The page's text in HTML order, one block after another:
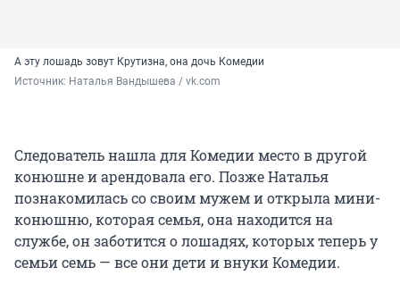
А эту лошадь зовут Крутизна, она дочь Комедии
Источник: Наталья Вандышева / vk.com
Следователь нашла для Комедии место в другой
конюшне и арендовала его. Позже Наталья
познакомилась со своим мужем и открыла мини-
конюшню, которая семья, она находится на
службе, он заботится о лошадях, которых теперь у
семьи семь — все они дети и внуки Комедии.